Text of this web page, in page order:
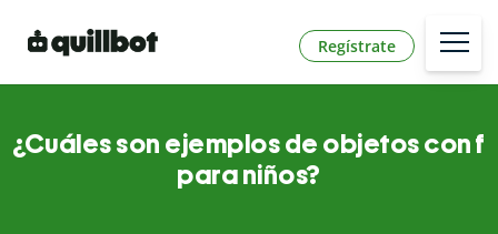
Regístrate
¿Cuáles son ejemplos de objetos con f
para niños?